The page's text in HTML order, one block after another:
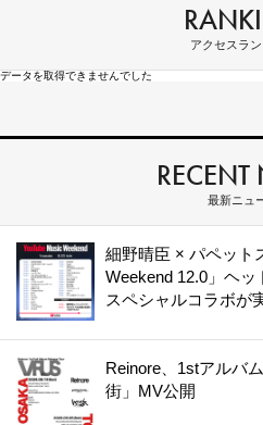
アクセスラ
データを取得できませんでした
RECENT
最新ニュ
細野晴臣 × パペット
Weekend 12.0」ヘッ
スペシャルコラボが
Reinore、1stアルバ
街」MV公開